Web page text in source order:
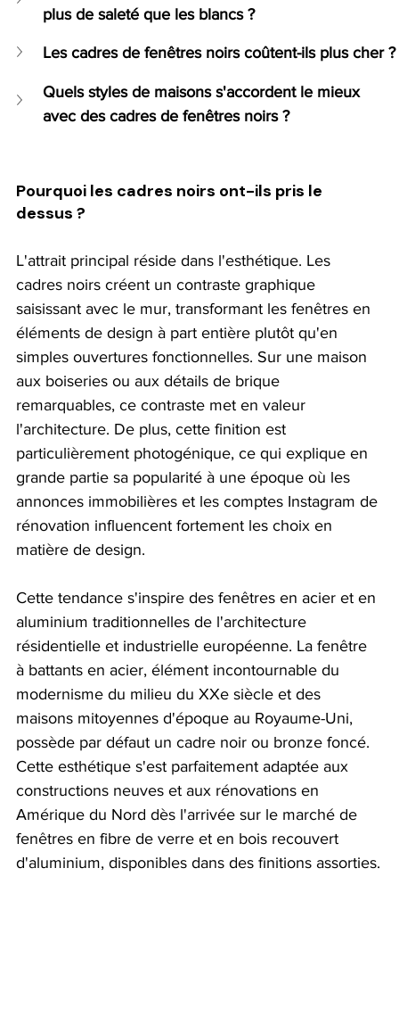
plus de saleté que les blancs ?
Les cadres de fenêtres noirs coûtent-ils plus cher ?
Quels styles de maisons s'accordent le mieux
avec des cadres de fenêtres noirs ?
Pourquoi les cadres noirs ont-ils pris le
dessus ?
L'attrait principal réside dans l'esthétique. Les
cadres noirs créent un contraste graphique
saisissant avec le mur, transformant les fenêtres en
éléments de design à part entière plutôt qu'en
simples ouvertures fonctionnelles. Sur une maison
aux boiseries ou aux détails de brique
remarquables, ce contraste met en valeur
l'architecture. De plus, cette finition est
particulièrement photogénique, ce qui explique en
grande partie sa popularité à une époque où les
annonces immobilières et les comptes Instagram de
rénovation influencent fortement les choix en
matière de design.
Cette tendance s'inspire des fenêtres en acier et en
aluminium traditionnelles de l'architecture
résidentielle et industrielle européenne. La fenêtre
à battants en acier, élément incontournable du
modernisme du milieu du XXe siècle et des
maisons mitoyennes d'époque au Royaume-Uni,
possède par défaut un cadre noir ou bronze foncé.
Cette esthétique s'est parfaitement adaptée aux
constructions neuves et aux rénovations en
Amérique du Nord dès l'arrivée sur le marché de
fenêtres en fibre de verre et en bois recouvert
d'aluminium, disponibles dans des finitions assorties.